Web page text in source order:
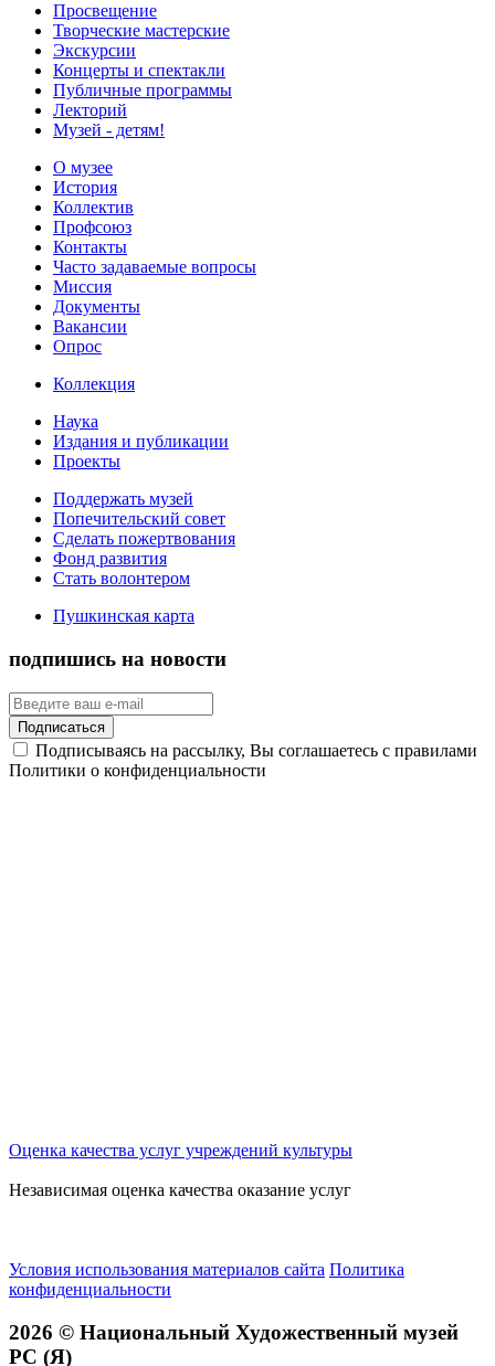
Просвещение
Творческие мастерские
Экскурсии
Концерты и спектакли
Публичные программы
Лекторий
Музей - детям!
О музее
История
Коллектив
Профсоюз
Контакты
Часто задаваемые вопросы
Миссия
Документы
Вакансии
Опрос
Коллекция
Наука
Издания и публикации
Проекты
Поддержать музей
Попечительский совет
Сделать пожертвования
Фонд развития
Стать волонтером
Пушкинская карта
подпишись на новости
Подписаться
Подписываясь на рассылку, Вы соглашаетесь с правилами
Политики о конфиденциальности
Оценка качества услуг учреждений культуры
Независимая оценка качества оказание услуг
Условия использования материалов сайта Политика
конфиденциальности
2026 © Национальный Художественный музей
РС (Я)